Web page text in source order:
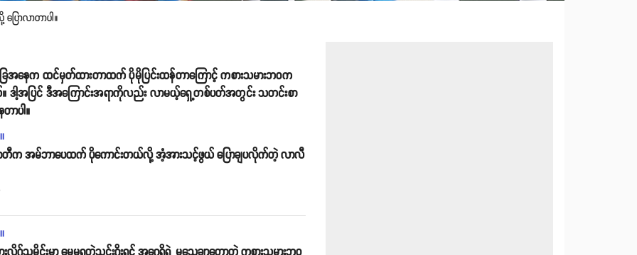
ြောလာတာပါ။
အနေက ထင်မှတ်ထားတာထက် ပိုမိုပြင်းထန်တာကြောင့် ကစားသမားဘဝက
ါ့အပြင် ဒီအကြောင်းအရာကိုလည်း လာမယ့်ရှေ့တစ်ပတ်အတွင်း သတင်းစာ
ပါ။
က အမ်ဘာပေထက် ပိုကောင်းတယ်လို့ အံ့အားသင့်ဖွယ် ပြောချပလိုက်တဲ့ လာလီ